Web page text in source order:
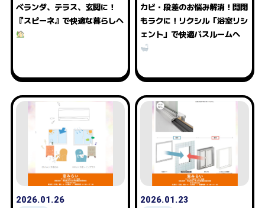
ベランダ、テラス、玄関に！
『スピーネ』で快適な暮らしへ
カビ・段差のお悩み解消！開閉
もラクに！リクシル「浴室リシ
ェント」で快適バスルームへ
2026.01.26 2026.01.23